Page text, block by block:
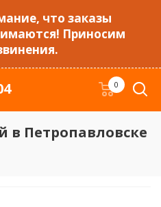
что заказы
Приносим
0
в Петропавловске